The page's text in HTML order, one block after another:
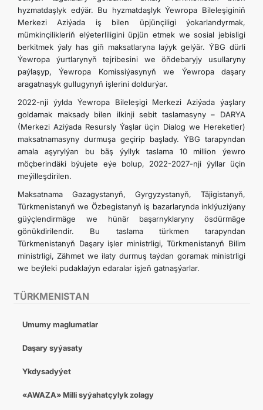
TÜRKMENISTAN
Umumy maglumatlar
Daşary syýasaty
Ykdysadyýet
«AWAZA» Milli syýahatçylyk zolagy
hyzmatdaşlyk edýär. Bu hyzmatdaşlyk Ýewropa Bileleşiginiň
Merkezi Aziýada iş bilen üpjünçiligi ýokarlandyrmak,
mümkinçilikleriň elýeterliligini üpjün etmek we sosial jebisligi
berkitmek ýaly has giň maksatlaryna laýyk gelýär. ÝBG dürli
Ýewropa ýurtlarynyň tejribesini we öňdebaryjy usullaryny
paýlaşyp, Ýewropa Komissiýasynyň we Ýewropa daşary
aragatnaşyk gullugynyň işlerini doldurýar.
2022-nji ýylda Ýewropa Bileleşigi Merkezi Aziýada ýaşlary
goldamak maksady bilen ilkinji sebit taslamasyny – DARYA
(Merkezi Aziýada Resursly Ýaşlar üçin Dialog we Hereketler)
maksatnamasyny durmuşa geçirip başlady. ÝBG tarapyndan
amala aşyrylýan bu bäş ýyllyk taslama 10 million ýewro
möçberindäki býujete eýe bolup, 2022-2027-nji ýyllar üçin
meýilleşdirilen.
Maksatnama Gazagystanyň, Gyrgyzystanyň, Täjigistanyň,
Türkmenistanyň we Özbegistanyň iş bazarlarynda inklýuziýany
güýçlendirmäge we hünär başarnyklaryny ösdürmäge
gönükdirilendir. Bu taslama türkmen tarapyndan
Türkmenistanyň Daşary işler ministrligi, Türkmenistanyň Bilim
ministrligi, Zähmet we ilaty durmuş taýdan goramak ministrligi
we beýleki pudaklaýyn edaralar işjeň gatnaşýarlar.